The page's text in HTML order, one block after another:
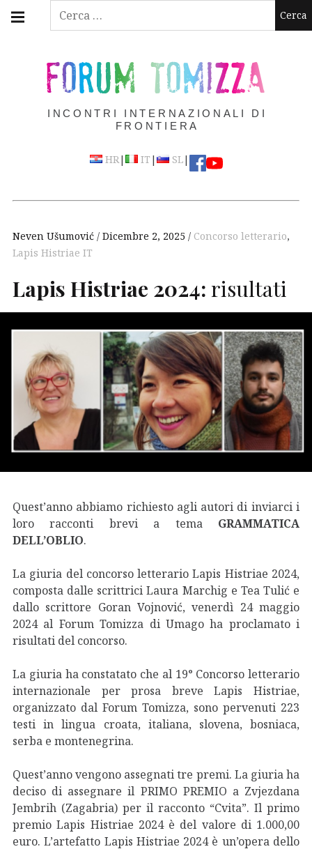
Ricerca
Skip
FORUM TOMIZZA
INCONTRI INTERNAZIONALI DI
FRONTIERA
HR| IT | SL|
navigation
Neven Ušumović Dicembre 2, 2025 Concorso letterario,
Lapis Histriae IT
Lapis Histriae 2024: risultati
Quest’anno abbiamo richiesto agli autori di inviarci i
loro racconti brevi a tema GRAMMATICA
DELL’OBLIO.
La giuria del concorso letterario Lapis Histriae 2024,
composta dalle scrittrici Laura Marchig e Tea Tulić e
dallo scrittore Goran Vojnović, venerdì 24 maggio
2024 al Forum Tomizza di Umago ha proclamato i
risultati del concorso.
La giuria ha constatato che al 19° Concorso letterario
internazionale per prosa breve Lapis Histriae,
organizzato dal Forum Tomizza, sono pervenuti 223
testi in lingua croata, italiana, slovena, bosniaca,
serba e montenegrina.
Quest’anno vengono assegnati tre premi. La giuria ha
deciso di assegnare il PRIMO PREMIO a Zvjezdana
Jembrih (Zagabria) per il racconto “Cvita”. Il primo
premio Lapis Histriae 2024 è del valore di 1.000,00
euro. L’artefatto Lapis Histriae 2024 è un’opera dello